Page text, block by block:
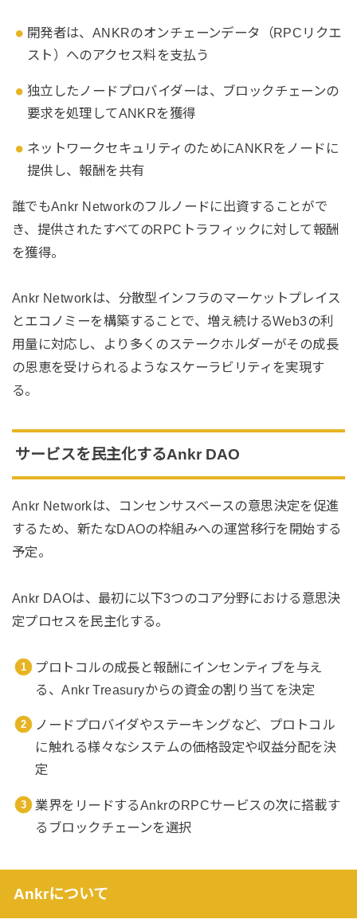
開発者は、ANKRのオンチェーンデータ（RPCリクエ
スト）へのアクセス料を支払う
独立したノードプロバイダーは、ブロックチェーンの
要求を処理してANKRを獲得
ネットワークセキュリティのためにANKRをノードに
提供し、報酬を共有
誰でもAnkr Networkのフルノードに出資することがで
き、提供されたすべてのRPCトラフィックに対して報酬
を獲得。
Ankr Networkは、分散型インフラのマーケットプレイス
とエコノミーを構築することで、増え続けるWeb3の利
用量に対応し、より多くのステークホルダーがその成長
の恩恵を受けられるようなスケーラビリティを実現す
る。
サービスを民主化するAnkr DAO
Ankr Networkは、コンセンサスベースの意思決定を促進
するため、新たなDAOの枠組みへの運営移行を開始する
予定。
Ankr DAOは、最初に以下3つのコア分野における意思決
定プロセスを民主化する。
プロトコルの成長と報酬にインセンティブを与え
る、Ankr Treasuryからの資金の割り当てを決定
ノードプロバイダやステーキングなど、プロトコル
に触れる様々なシステムの価格設定や収益分配を決
定
業界をリードするAnkrのRPCサービスの次に搭載す
るブロックチェーンを選択
Ankrについて